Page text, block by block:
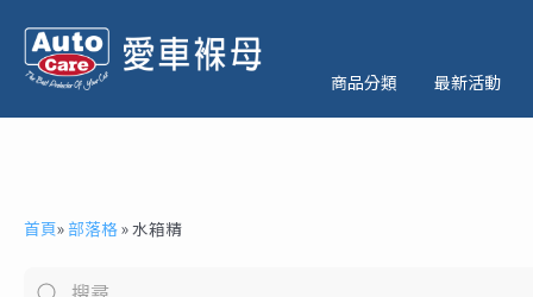
商品分類 最新活動
首頁» 部落格»水箱精